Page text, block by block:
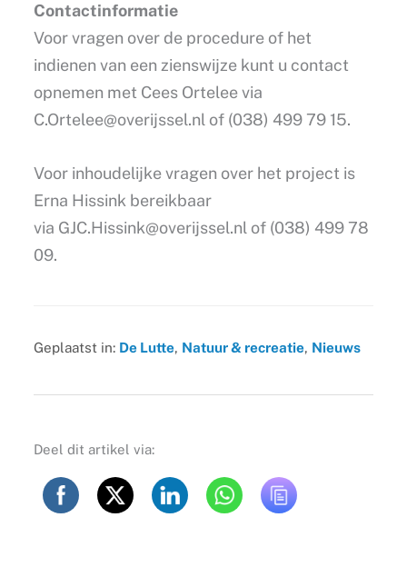
Contactinformatie
Voor vragen over de procedure of het
indienen van een zienswijze kunt u contact
opnemen met Cees Ortelee via
C.Ortelee@overijssel.nl of (038) 499 79 15.
Voor inhoudelijke vragen over het project is
Erna Hissink bereikbaar
via GJC.Hissink@overijssel.nl of (038) 499 78
09.
Geplaatst in: De Lutte, Natuur & recreatie, Nieuws
Deel dit artikel via: